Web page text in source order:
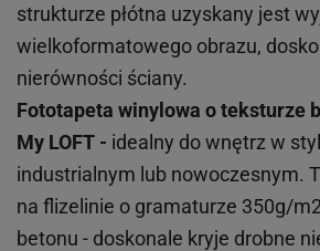
strukturze płótna uzyskany jest
wielkoformatowego obrazu,
nierówności ściany.
Fototapeta winylowa oteksturze
My LOFT - idealny do wnętrz w
industrialnym lub nowoczesnym.
na flizelinie o gramaturze 350g/
betonu - doskonale kryje drobne